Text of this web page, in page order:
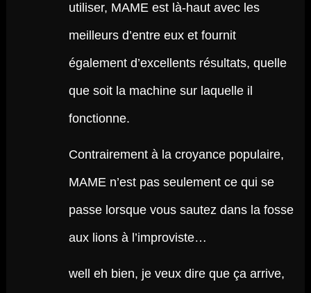
utiliser, MAME est là-haut avec les
meilleurs d’entre eux et fournit
également d’excellents résultats, quelle
que soit la machine sur laquelle il
fonctionne.
Contrairement à la croyance populaire,
MAME n’est pas seulement ce qui se
passe lorsque vous sautez dans la fosse
aux lions à l’improviste…
well eh bien, je veux dire que ça arrive,